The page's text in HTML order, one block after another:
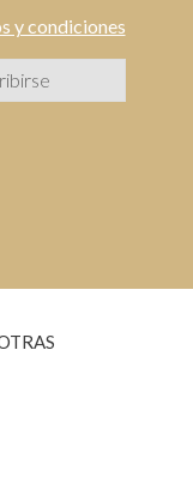
y condiciones